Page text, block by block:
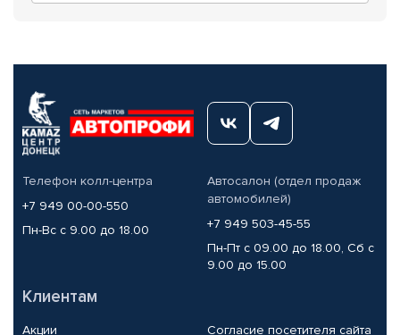
Телефон колл-центра
+7 949 00-00-550
Пн-Вс с 9.00 до 18.00
Автосалон (отдел продаж
автомобилей)
+7 949 503-45-55
Пн-Пт с 09.00 до 18.00, Сб с
9.00 до 15.00
Клиентам
Акции Согласие посетителя сайта